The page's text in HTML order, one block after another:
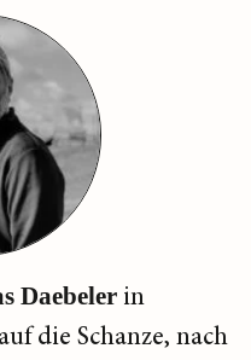
Daebeler in
die Schanze, nach